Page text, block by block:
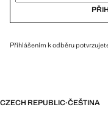
Přihlášením k odběru
CZECH REPUBLIC·ČEŠTINA